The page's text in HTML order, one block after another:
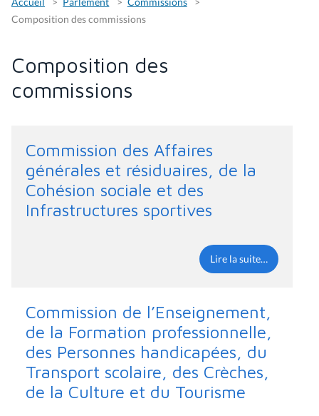
Composition des commissions
Composition des
commissions
Commission des Affaires
générales et résiduaires, de la
Cohésion sociale et des
Infrastructures sportives
Lire la suite…
Commission de l’Enseignement,
de la Formation professionnelle,
des Personnes handicapées, du
Transport scolaire, des Crèches,
de la Culture et du Tourisme